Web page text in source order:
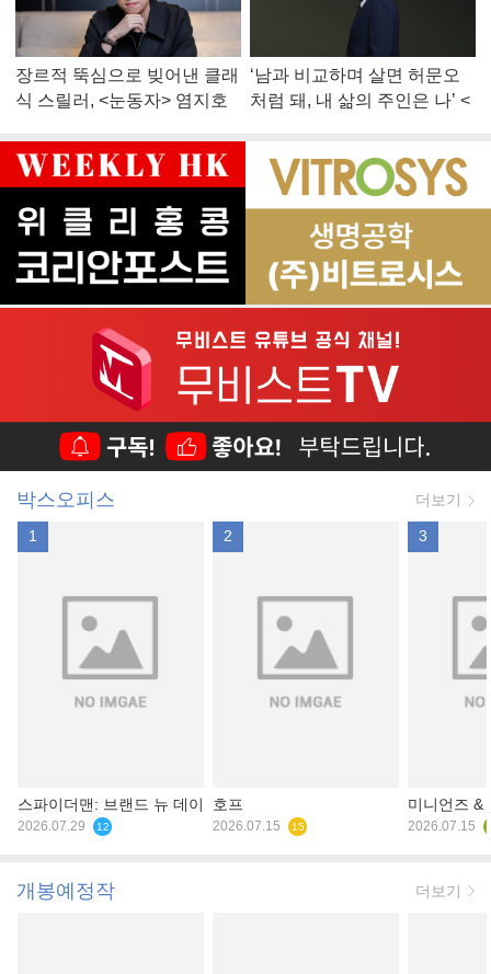
장르적 뚝심으로 빚어낸 클래
식 스릴러, <눈동자> 염지호
‘남과 비교하며 살면 허문오
처럼 돼, 내 삶의 주인은 나’ <
박스오피스 더보기
1
스파이더맨: 브랜드 뉴 데이
2026.07.29 12
2
호프
2026.07.15 15
3
미니언즈 &
2026.07.15
개봉예정작 더보기